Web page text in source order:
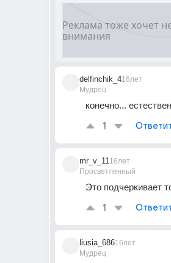
delfinchik_4
Мудрец
16лет
конечно...
1
mr_v_11
Просветленный
16лет
Это подчеркивает
1
liusia_686
Мудрец
16лет